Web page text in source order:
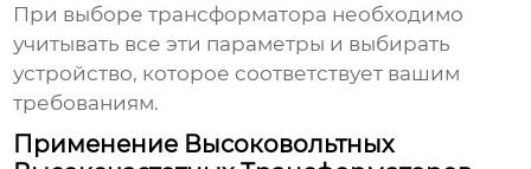
При выборе трансформатора необходимо
учитывать все эти параметры и выбирать
устройство, которое соответствует вашим
требованиям.
Применение Высоковольтных